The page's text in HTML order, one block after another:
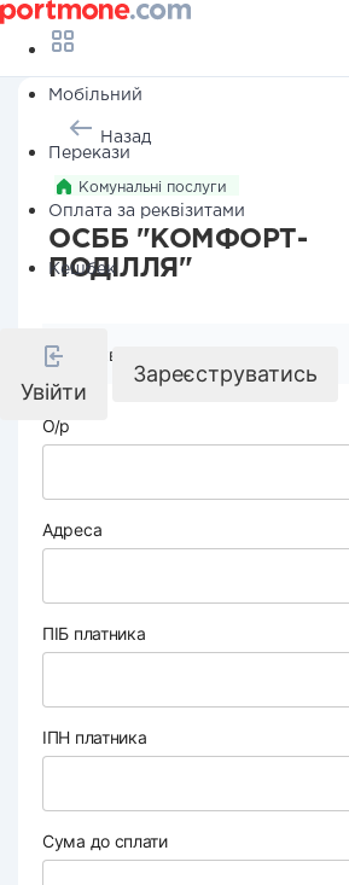
Мобільний
Перекази
Оплата за реквізитами
Кешбек
Увійти
Зареєструватись
Назад
Комунальні послуги
ОСББ "КОМФОРТ-
ПОДІЛЛЯ"
Реквізити компанії
О/р
Адреса
ПІБ платника
ІПН платника
Сума до сплати